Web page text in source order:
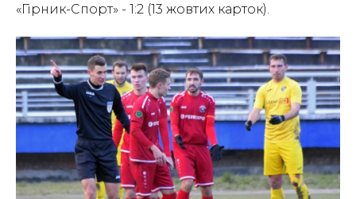
«Гірник-Спорт» - 1:2 (13 жовтих карток).